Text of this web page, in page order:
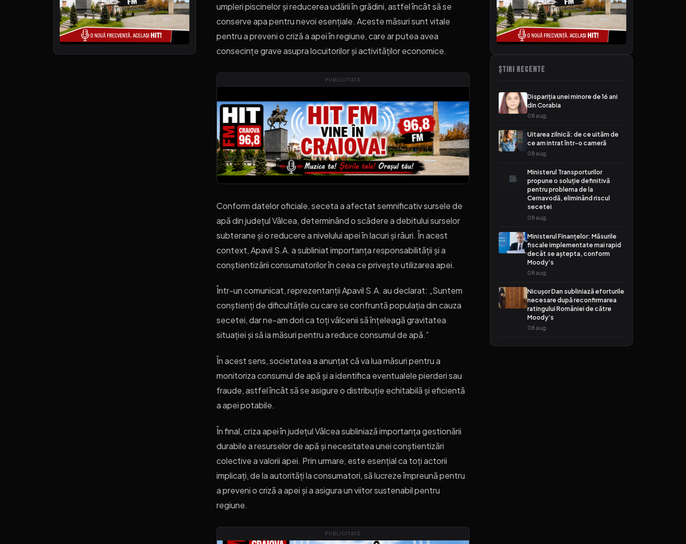
umpleri piscinelor și reducerea udării în grădini, astfel încât să se
conserve apa pentru nevoi esențiale. Aceste măsuri sunt vitale
pentru a preveni o criză a apei în regiune, care ar putea avea
consecințe grave asupra locuitorilor și activităților economice.
PUBLICITATE
Conform datelor oficiale, seceta a afectat semnificativ sursele de
apă din județul Vâlcea, determinând o scădere a debitului surselor
subterane și o reducere a nivelului apei în lacuri și râuri. În acest
context, Apavil S.A. a subliniat importanța responsabilității și a
conștientizării consumatorilor în ceea ce privește utilizarea apei.
Într-un comunicat, reprezentanții Apavil S.A. au declarat: „Suntem
conștienți de dificultățile cu care se confruntă populația din cauza
secetei, dar ne-am dori ca toți vâlcenii să înțeleagă gravitatea
situației și să ia măsuri pentru a reduce consumul de apă.”
În acest sens, societatea a anunțat că va lua măsuri pentru a
monitoriza consumul de apă și a identifica eventualele pierderi sau
fraude, astfel încât să se asigure o distribuție echitabilă și eficientă
a apei potabile.
În final, criza apei în județul Vâlcea subliniază importanța gestionării
durabile a resurselor de apă și necesitatea unei conștientizări
colective a valorii apei. Prin urmare, este esențial ca toți actorii
implicați, de la autorități la consumatori, să lucreze împreună pentru
a preveni o criză a apei și a asigura un viitor sustenabil pentru
regiune.
PUBLICITATE
ȘTIRI RECENTE
Dispariția unei minore de 16 ani
din Corabia
08 aug.
Uitarea zilnică: de ce uităm de
ce am intrat într-o cameră
08 aug.
Ministerul Transporturilor
propune o soluție definitivă
pentru problema de la
Cernavodă, eliminând riscul
secetei
08 aug.
Ministerul Finanțelor: Măsurile
fiscale implementate mai rapid
decât se aștepta, conform
Moody’s
08 aug.
Nicușor Dan subliniază eforturile
necesare după reconfirmarea
ratingului României de către
Moody’s
08 aug.